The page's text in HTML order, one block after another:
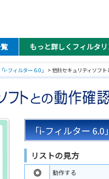
もっと詳しくフィルタ
「i-フィルター 6.0」 > 他社セキュリティソフ
「i-フィルター 6.0
リストの見方
◎
動作する